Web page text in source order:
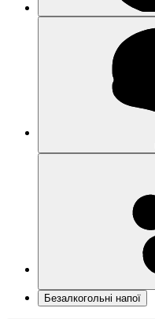
Безалкогольні напої